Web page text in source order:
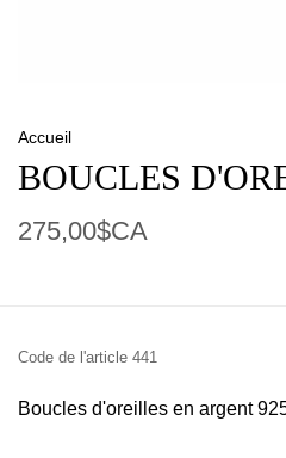
Accueil
BOUCLES
275,00$CA
Code de l'article 441
Boucles d'oreilles en argent